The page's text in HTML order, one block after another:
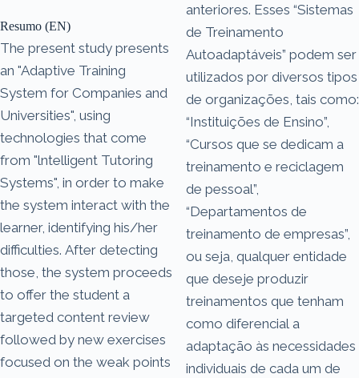
Resumo (EN)
The present study presents
an "Adaptive Training
System for Companies and
Universities", using
technologies that come
from "lntelligent Tutoring
Sys­tems", in order to make
the system interact with the
learner, identifying his/her
dif­ficulties. After detecting
those, the system proceeds
to offer the student a
targeted content review
followed by new exercises
focused on the weak points
anteriores. Esses “Sistemas
de Treinamento
Autoadaptáveis” podem ser
utilizados por diversos tipos
de organizações, tais como:
“Instituições de Ensino”,
“Cursos que se dedicam a
treinamento e reciclagem
de pessoal”,
“Departamentos de
treinamento de empresas”,
ou seja, qualquer entidade
que deseje produzir
treinamentos que tenham
como diferencial a
adaptação às necessidades
individuais de cada um de